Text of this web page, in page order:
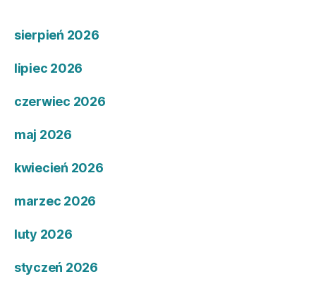
sierpień 2026
lipiec 2026
czerwiec 2026
maj 2026
kwiecień 2026
marzec 2026
luty 2026
styczeń 2026